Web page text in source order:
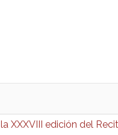
XXXVIII edición del